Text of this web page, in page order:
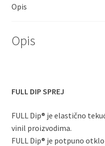
Opis
Opis
FULL DIP SPREJ
FULL Dip® je elastično
vinil proizvodima.
FULL Dip® je potpuno